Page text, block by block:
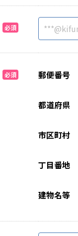
必須
必須 郵便番号
都道府県
市区町村
丁目番地
建物名等